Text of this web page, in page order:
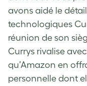
avons aidé le
technologiques
réunion de son
Currys rivalise
qu’Amazon en
personnelle dont